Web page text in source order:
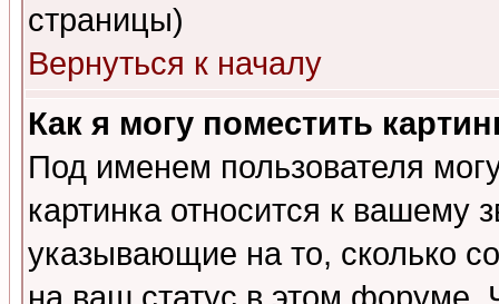
страницы)
Вернуться к началу
Как я могу поместить
Под именем пользователя
картинка относится к вашему
указывающие на то, сколько